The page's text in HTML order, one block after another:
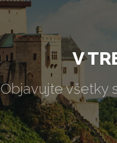
V
Objavujte všetky